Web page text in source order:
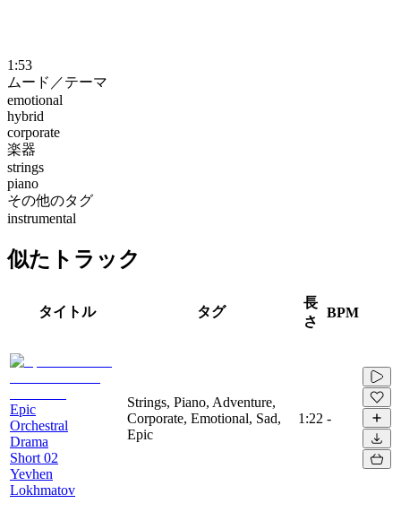
1:53
ムード／テーマ
emotional
hybrid
corporate
楽器
strings
piano
その他のタグ
instrumental
似たトラック
タイトル タグ
長
さ
BPM
Epic
Orchestral
Drama
Short 02
Yevhen
Lokhmatov
Strings, Piano, Adventure,
Corporate, Emotional, Sad,
Epic
1:22 -